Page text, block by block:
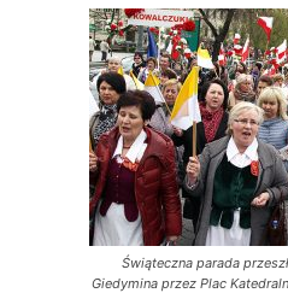
Świąteczna parada
Giedymina przez Plac